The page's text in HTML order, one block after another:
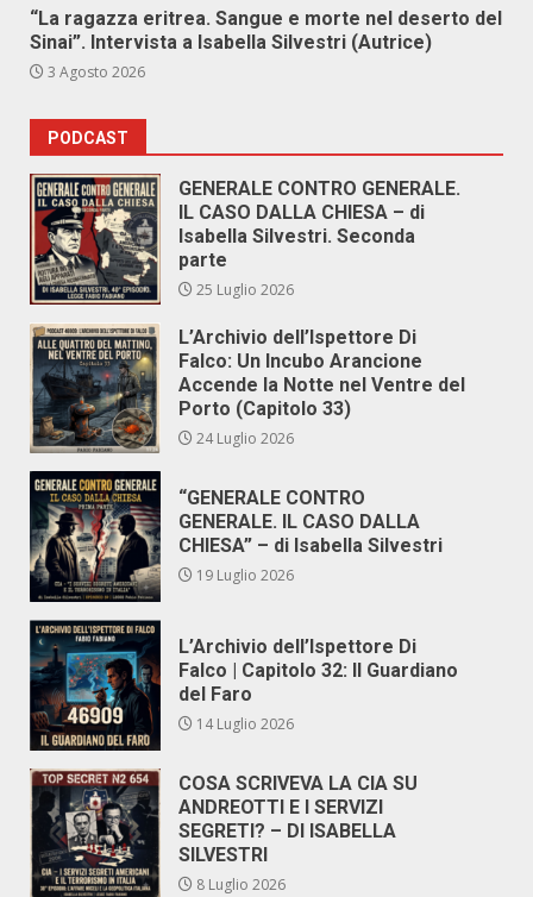
“La ragazza eritrea. Sangue e morte nel deserto del
Sinai”. Intervista a Isabella Silvestri (Autrice)
3 Agosto 2026
PODCAST
GENERALE CONTRO GENERALE.
IL CASO DALLA CHIESA – di
Isabella Silvestri. Seconda
parte
25 Luglio 2026
L’Archivio dell’Ispettore Di
Falco: Un Incubo Arancione
Accende la Notte nel Ventre del
Porto (Capitolo 33)
24 Luglio 2026
“GENERALE CONTRO
GENERALE. IL CASO DALLA
CHIESA” – di Isabella Silvestri
19 Luglio 2026
L’Archivio dell’Ispettore Di
Falco | Capitolo 32: Il Guardiano
del Faro
14 Luglio 2026
COSA SCRIVEVA LA CIA SU
ANDREOTTI E I SERVIZI
SEGRETI? – DI ISABELLA
SILVESTRI
8 Luglio 2026